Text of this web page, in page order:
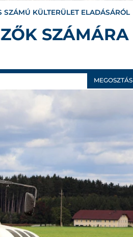
SZÁMÚ KÜLTERÜLET ELADÁSÁRÓL
SZÁMÁRA
MEGOSZTÁS